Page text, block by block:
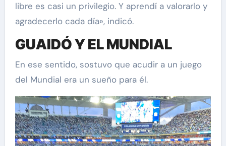
libre es casi un privilegio. Y aprendí a valorarlo y
agradecerlo cada día», indicó.
GUAIDÓ Y EL MUNDIAL
En ese sentido, sostuvo que acudir a un juego
del Mundial era un sueño para él.